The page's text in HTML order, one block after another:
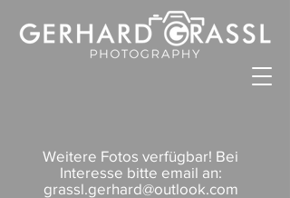
Weitere Fotos verfügbar! Bei
Interesse bitte email an:
grassl.gerhard@outlook.com